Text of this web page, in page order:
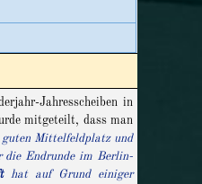
Jahresscheiben in
mitgeteilt, dass man
Mittelfeldplatz und
die Endrunde im Berlin-
hat auf Grund einiger